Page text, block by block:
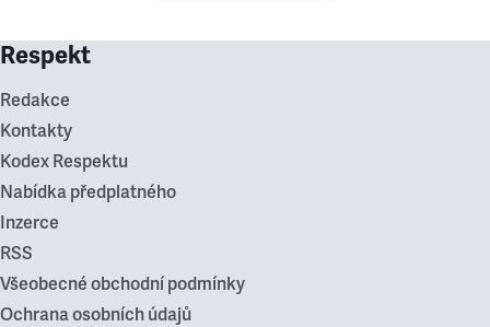
Respekt
Redakce
Kontakty
Kodex Respektu
Nabídka předplatného
Inzerce
RSS
Všeobecné obchodní podmínky
Ochrana osobních údajů